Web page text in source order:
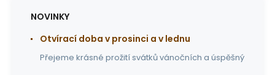
NOVINKY
Otvírací doba v prosinci a v lednu
Přejeme krásné prožití svátků vánočních a úspěšný